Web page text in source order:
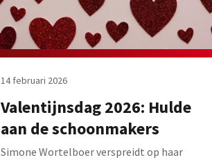
14 februari 2026
Valentijnsdag 2026: Hulde
aan de schoonmakers
Simone Wortelboer verspreidt op haar